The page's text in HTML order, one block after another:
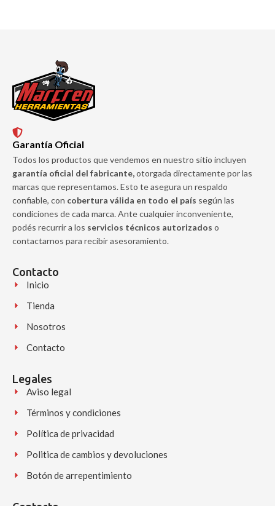
Garantía Oficial
Todos los productos que vendemos en nuestro sitio incluyen
garantía oficial del fabricante,otorgada directamente por las
marcas que representamos. Esto te asegura un respaldo
confiable, con cobertura válida en todo el país según las
condiciones de cada marca. Ante cualquier inconveniente,
podés recurrir a los servicios técnicos autorizados o
contactarnos para recibir asesoramiento.
Contacto
Inicio
Tienda
Nosotros
Contacto
Legales
Aviso legal
Términos y condiciones
Política de privacidad
Politica de cambios y devoluciones
Botón de arrepentimiento